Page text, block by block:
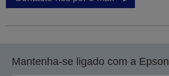
Mantenha-se ligado com a Epson